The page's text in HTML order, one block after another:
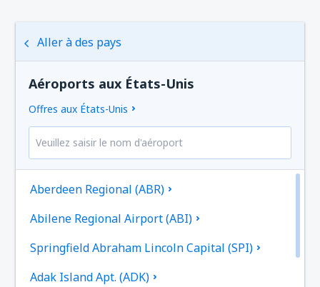
Aller à des pays
Aéroports aux États-Unis
Offres aux États-Unis
Aberdeen Regional (ABR)
Abilene Regional Airport (ABI)
Springfield Abraham Lincoln Capital (SPI)
Adak Island Apt. (ADK)